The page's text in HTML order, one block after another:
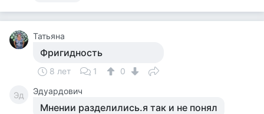
Татьяна
Фригидность
8 лет 1 0
Эд Эдуардович
Мнении разделились.я так и не понял